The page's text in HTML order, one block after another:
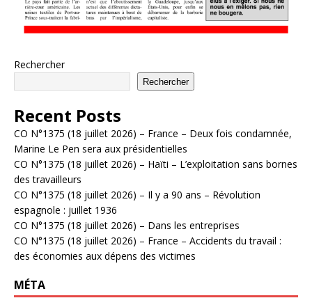
Rechercher
Rechercher
Recent Posts
CO N°1375 (18 juillet 2026) – France – Deux fois condamnée,
Marine Le Pen sera aux présidentielles
CO N°1375 (18 juillet 2026) – Haïti – L’exploitation sans bornes
des travailleurs
CO N°1375 (18 juillet 2026) – Il y a 90 ans – Révolution
espagnole : juillet 1936
CO N°1375 (18 juillet 2026) – Dans les entreprises
CO N°1375 (18 juillet 2026) – France – Accidents du travail :
des économies aux dépens des victimes
MÉTA